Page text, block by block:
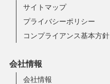
サイトマップ
プライバシーポリシー
コンプライアンス基本方針
会社情報
会社情報